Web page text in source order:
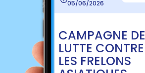
05/06/2026
CAMPAGNE DE
LUTTE CONTRE
LES FRELONS